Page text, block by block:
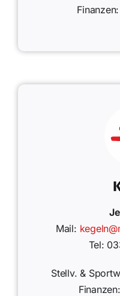
Finanzen:
Mail:
Tel:
Stellv. &
Finanzen: